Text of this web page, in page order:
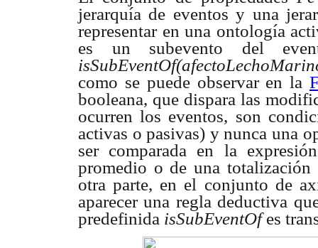
jerarquía de eventos y una
representar en una ontología
es un subevento del
como se puede observar en la
booleana, que dispara las
ocurren los eventos, son
activas o pasivas) y nunca una
ser comparada en la
promedio o de una
otra parte, en el conjunto de
aparecer una regla deductiva
predefinida isSubEventOfes